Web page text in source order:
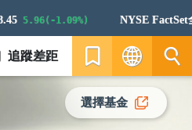
5.96(-1.09%) NYSE FactSet全球航太與防衛科技指數
追蹤差距
繁
選擇基金